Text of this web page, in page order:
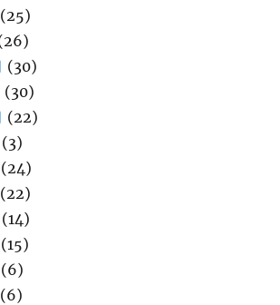
(25)
(30)
(30)
(22)
(3)
(24)
(22)
(14)
(15)
(6)
(6)